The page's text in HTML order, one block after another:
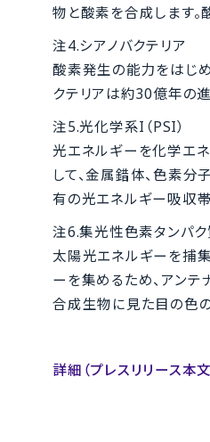
物と酸素を合成します
注4.シアノバクテリア
酸素発生の能力をはじ
クテリアは約30億年の
注5.光化学系I（PSI）
光エネルギーを化学エ
して、金属錯体、色素分
有の光エネルギー吸収
注6.集光性色素タンパ
太陽光エネルギーを捕
ーを集めるため、アン
合成生物に見た目の色
詳細（プレスリリース本文